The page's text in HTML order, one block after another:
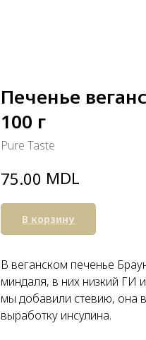
Печенье
100 г
Pure Taste
75.00 MDL
В корзину
В веганском печенье
миндаля, в них низкий ГИ
мы добавили стевию, она
выработку инсулина.